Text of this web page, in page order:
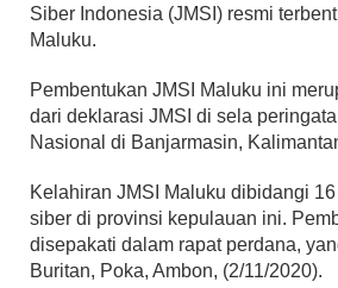
Siber Indonesia (JMSI) resmi
Maluku.
Pembentukan JMSI Maluku ini
dari deklarasi JMSI di sela
Nasional di Banjarmasin,
Kelahiran JMSI Maluku dibidangi
siber di provinsi kepulauan ini.
disepakati dalam rapat perdana,
Buritan, Poka, Ambon, (2/11/2020).